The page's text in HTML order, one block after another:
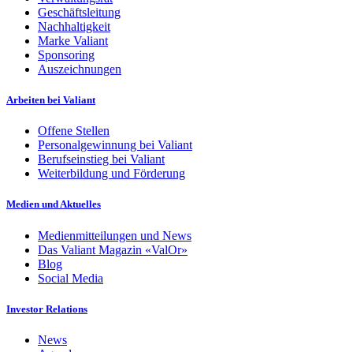
Geschäftsleitung
Nachhaltigkeit
Marke Valiant
Sponsoring
Auszeichnungen
Arbeiten bei Valiant
Offene Stellen
Personalgewinnung bei Valiant
Berufseinstieg bei Valiant
Weiterbildung und Förderung
Medien und Aktuelles
Medienmitteilungen und News
Das Valiant Magazin «ValOr»
Blog
Social Media
Investor Relations
News